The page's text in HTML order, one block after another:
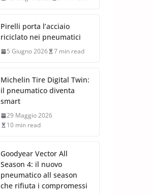
Pirelli porta l’acciaio
riciclato nei pneumatici
5 Giugno 2026 7 min read
Michelin Tire Digital Twin:
il pneumatico diventa
smart
29 Maggio 2026
10 min read
Goodyear Vector All
Season 4: il nuovo
pneumatico all season
che rifiuta i compromessi